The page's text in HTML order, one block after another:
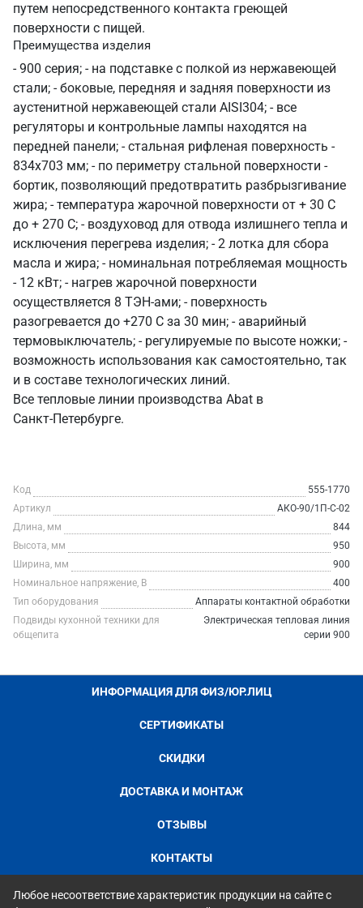
путем непосредственного контакта греющей
поверхности с пищей.
Преимущества изделия
- 900 серия; - на подставке с полкой из нержавеющей
стали; - боковые, передняя и задняя поверхности из
аустенитной нержавеющей стали AISI304; - все
регуляторы и контрольные лампы находятся на
передней панели; - стальная рифленая поверхность -
834х703 мм; - по периметру стальной поверхности -
бортик, позволяющий предотвратить разбрызгивание
жира; - температура жарочной поверхности от + 30 С
до + 270 С; - воздуховод для отвода излишнего тепла и
исключения перегрева изделия; - 2 лотка для сбора
масла и жира; - номинальная потребляемая мощность
- 12 кВт; - нагрев жарочной поверхности
осуществляется 8 ТЭН-ами; - поверхность
разогревается до +270 С за 30 мин; - аварийный
термовыключатель; - регулируемые по высоте ножки; -
возможность использования как самостоятельно, так
и в составе технологических линий.
Все тепловые линии производства Abat в
Санкт‑Петербурге.
Код
555-1770
Артикул
АКО-90/1П-С-02
Длина, мм
844
Высота, мм
950
Ширина, мм
900
Номинальное напряжение, В
400
Тип оборудования
Аппараты контактной обработки
Подвиды кухонной техники для
общепита
Электрическая тепловая линия
серии 900
ИНФОРМАЦИЯ ДЛЯ ФИЗ/ЮР.ЛИЦ
СЕРТИФИКАТЫ
СКИДКИ
ДОСТАВКА И МОНТАЖ
ОТЗЫВЫ
КОНТАКТЫ
Любое несоответствие характеристик продукции на сайте с